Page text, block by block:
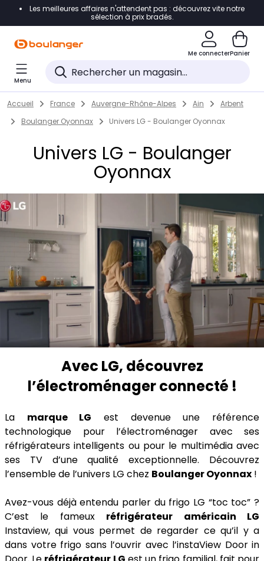
Accéder directement à la navigation
Accéder directement au pied de page
Accéder directement au chatbot
Les meilleures affaires n'attendent pas : découvrez vite notre
sélection à prix bradés.
Me connecterPanier
Menu
Skip to content
Return to Nav
Accueil France Auvergne-Rhône-Alpes Ain
Arbent
Boulanger Oyonnax
Univers LG - Boulanger Oyonnax
Univers LG - Boulanger
Oyonnax
Avec LG, découvrez
l’électroménager connecté !
La marque LG est devenue une référence
technologique pour l’électroménager avec ses
réfrigérateurs intelligents ou pour le multimédia avec
ses TV d’une qualité exceptionnelle. Découvrez
l’ensemble de l’univers LG chez Boulanger Oyonnax !
Avez-vous déjà entendu parler du frigo LG “toc toc” ?
C’est le fameux réfrigérateur américain LG
Instaview, qui vous permet de regarder ce qu’il y a
dans votre frigo sans l’ouvrir avec l’instaView Door in